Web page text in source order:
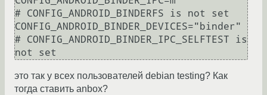
# CONFIG_ANDROID_BINDERFS is not set
CONFIG_ANDROID_BINDER_DEVICES="binder"
# CONFIG_ANDROID_BINDER_IPC_SELFTEST is
это так у всех пользователей debian testing? Как
тогда ставить anbox?